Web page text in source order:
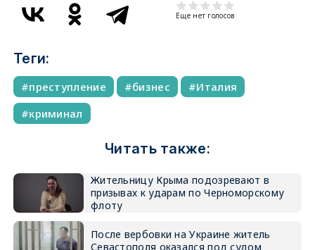
Еще нет голосов
Теги:
преступление бизнес
Италия
криминал
Читать также:
Жительницу Крыма подозревают в
призывах к ударам по Черноморскому
флоту
После вербовки на Украине житель
Севастополя оказался под судом